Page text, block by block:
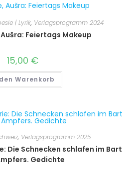
| Lyrik, Verlagsprogramm 2024
Feiertags Makeup
15,00 €
Warenkorb
, Verlagsprogramm 2025
Die Schnecken schlafen im Bart
Gedichte